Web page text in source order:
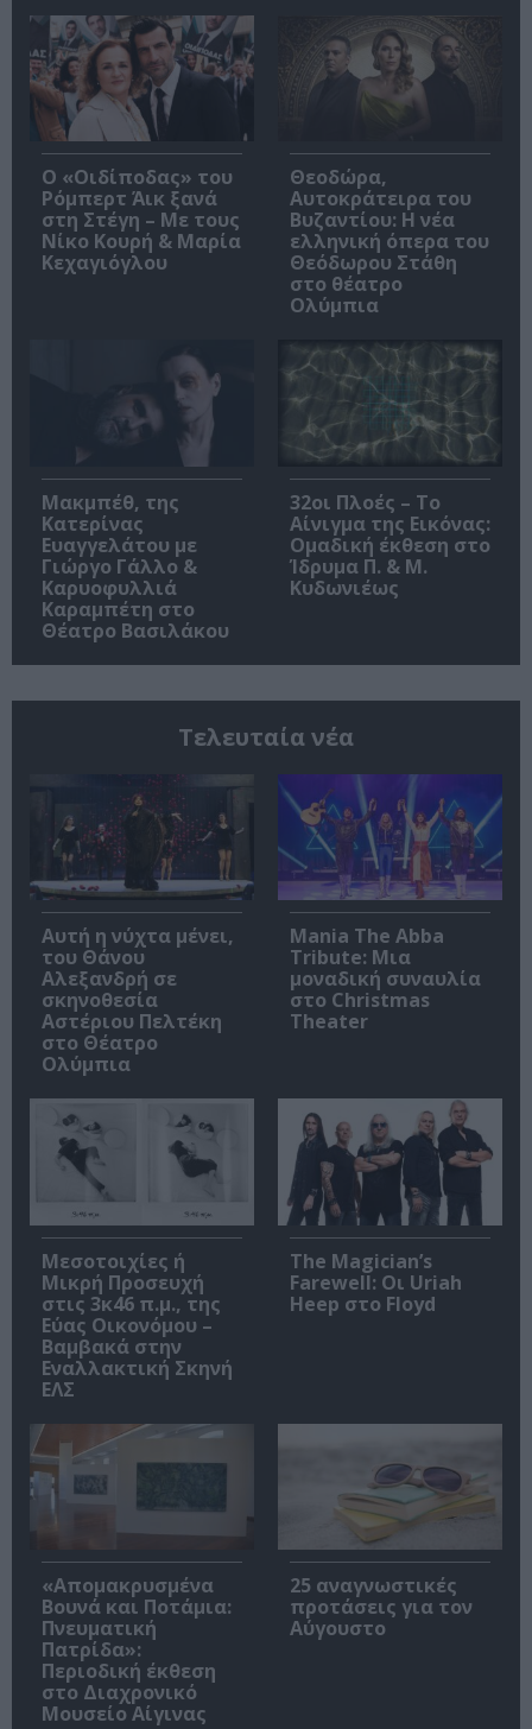
O «Οιδίποδας» του
Ρόμπερτ Άικ ξανά
στη Στέγη – Με τους
Νίκο Κουρή & Μαρία
Κεχαγιόγλου
Θεοδώρα,
Αυτοκράτειρα του
Βυζαντίου: Η νέα
ελληνική όπερα του
Θεόδωρου Στάθη
στο θέατρο
Ολύμπια
Μακμπέθ, της
Κατερίνας
Ευαγγελάτου με
Γιώργο Γάλλο &
Καρυοφυλλιά
Καραμπέτη στο
Θέατρο Βασιλάκου
32οι Πλοές – Το
Αίνιγμα της Εικόνας:
Ομαδική έκθεση στο
Ίδρυμα Π. & Μ.
Κυδωνιέως
Τελευταία νέα
Αυτή η νύχτα μένει,
του Θάνου
Αλεξανδρή σε
σκηνοθεσία
Αστέριου Πελτέκη
στο Θέατρο
Ολύμπια
Mania The Abba
Tribute: Μια
μοναδική συναυλία
στο Christmas
Theater
Μεσοτοιχίες ή
Μικρή Προσευχή
στις 3κ46 π.μ., της
Εύας Οικονόμου –
Βαμβακά στην
Εναλλακτική Σκηνή
ΕΛΣ
The Magician’s
Farewell: Οι Uriah
Heep στο Floyd
«Απομακρυσμένα
Βουνά και Ποτάμια:
Πνευματική
Πατρίδα»:
Περιοδική έκθεση
στο Διαχρονικό
Μουσείο Αίγινας
25 αναγνωστικές
προτάσεις για τον
Αύγουστο